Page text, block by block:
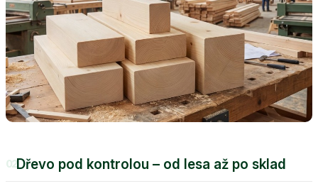
02Dřevo pod kontrolou – od lesa až po sklad